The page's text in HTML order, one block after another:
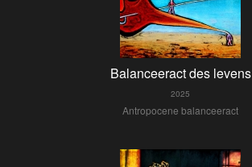
Balanceeract des levens
2025
Antropocene balanceeract